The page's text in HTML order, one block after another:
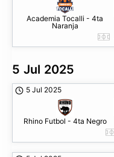
Academia Tocalli - 4ta
Naranja
5 Jul 2025
5 Jul 2025
Rhino Futbol - 4ta Negro